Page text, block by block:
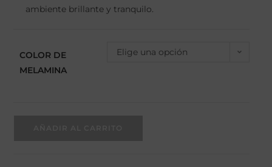
ambiente brillante y tranquilo.
COLOR DE
MELAMINA
Elige una opción